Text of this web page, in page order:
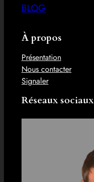
BLOG
À propos
Présentation
Nous contacter
Signaler
Réseaux sociaux